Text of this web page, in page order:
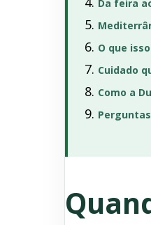
Da feira
O que
Cuidado
Como a